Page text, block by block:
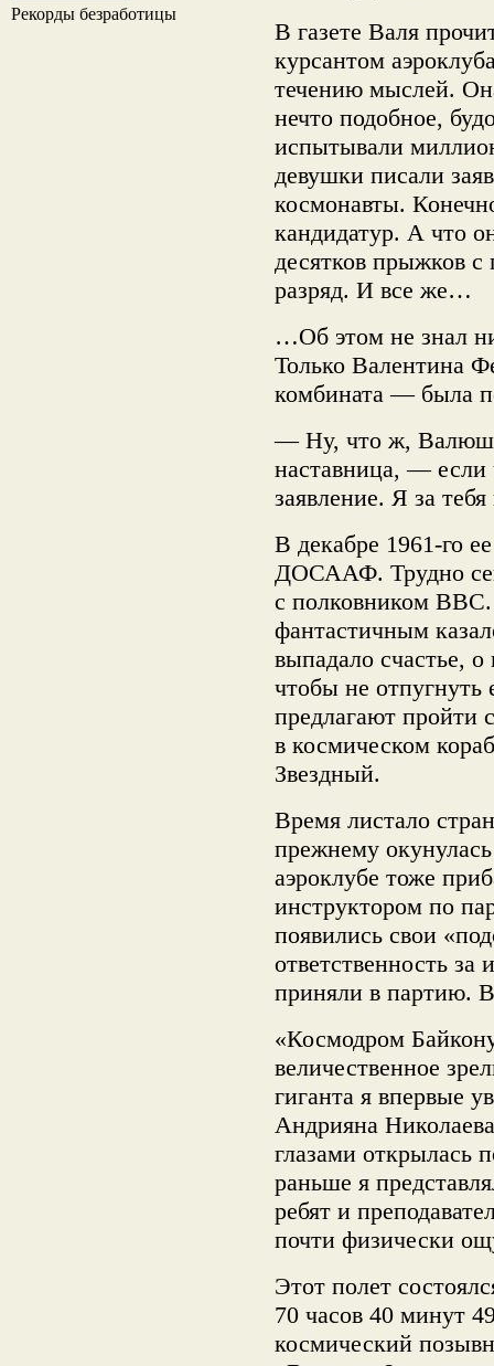
Рекорды безработицы
В газете Валя
курсантом
течению мыслей.
нечто подобное,
испытывали
девушки писали
космонавты.
кандидатур. А что
десятков прыжков
разряд. И все же…
…Об этом не знал
Только Валентина
комбината — была
— Ну, что ж,
наставница, — если
заявление. Я за
В декабре 1961-го
ДОСААФ. Трудно
с полковником
фантастичным
выпадало счастье,
чтобы не
предлагают пройти
в космическом
Звездный.
Время листало
прежнему
аэроклубе тоже
инструктором по
появились свои
ответственность
приняли в партию.
«Космодром
величественное
гиганта я впервые
Андрияна
глазами открылась
раньше я
ребят и
почти физически
Этот полет
70 часов 40 минут
космический